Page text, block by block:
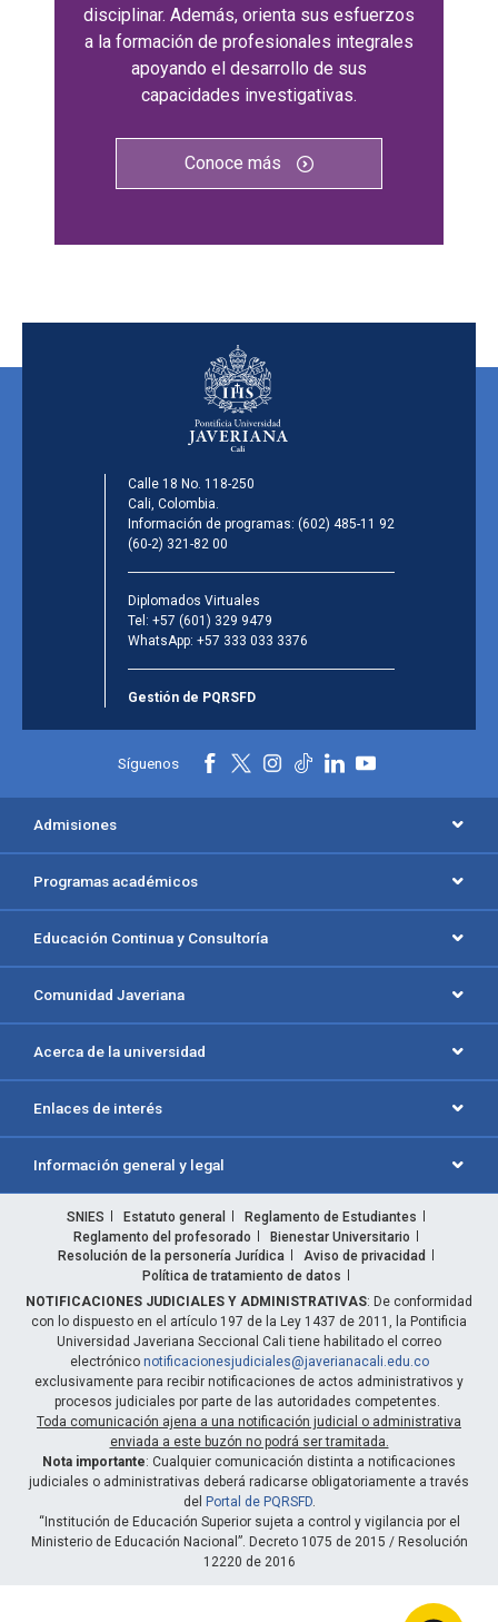
disciplinar. Además, orienta sus esfuerzos
a la formación de profesionales integrales
apoyando el desarrollo de sus
capacidades investigativas.
Conoce más
Calle 18 No. 118-250
Cali, Colombia.
Información de programas: (602) 485-11 92
(60-2) 321-82 00
Diplomados Virtuales
Tel: +57 (601) 329 9479
WhatsApp: +57 333 033 3376
Gestión de PQRSFD
Síguenos
Admisiones
Programas académicos
Educación Continua y Consultoría
Comunidad Javeriana
Acerca de la universidad
Enlaces de interés
Información general y legal
SNIES Estatuto general
Reglamento de Estudiantes
Reglamento del profesorado
Bienestar Universitario
Resolución de la personería Jurídica
Aviso de privacidad
Política de tratamiento de datos
NOTIFICACIONES JUDICIALES Y ADMINISTRATIVAS: De conformidad
con lo dispuesto en el artículo 197 de la Ley 1437 de 2011, la Pontificia
Universidad Javeriana Seccional Cali tiene habilitado el correo
electrónico notificacionesjudiciales@javerianacali.edu.co
exclusivamente para recibir notificaciones de actos administrativos y
procesos judiciales por parte de las autoridades competentes.
Toda comunicación ajena a una notificación judicial o administrativa
enviada a este buzón no podrá ser tramitada.
Nota importante: Cualquier comunicación distinta a notificaciones
judiciales o administrativas deberá radicarse obligatoriamente a través
del Portal de PQRSFD.
“Institución de Educación Superior sujeta a control y vigilancia por el
Ministerio de Educación Nacional”. Decreto 1075 de 2015 / Resolución
12220 de 2016